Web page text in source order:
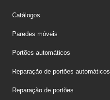
Catálogos
Paredes móveis
Portões automáticos
Reparação de portões automáticos
Reparação de portões